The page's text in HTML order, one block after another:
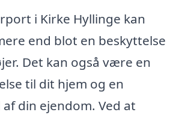
i Kirke Hyllinge kan
end blot en beskyttelse
Det kan også være en
til dit hjem og en
din ejendom. Ved at